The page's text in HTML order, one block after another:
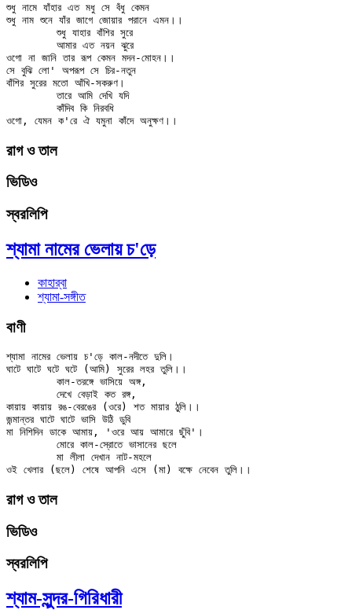
শুধু নামে যাঁহার এত মধু সে বঁধু কেমন
শুধু নাম শুনে যাঁর জাগে জোয়ার পরানে এমন।।
ওগো না জানি তার রূপ কেমন মদন-মোহন।।
সে বুঝি লো' অপরূপ সে চির-নতুন
বাঁশির সুরের মতো আঁখি-সকরুণ।
	তারে আমি দেখি যদি
রাগ ও তাল
ভিডিও
স্বরলিপি
শ্যামা নামের ভেলায় চ'ড়ে
কাহার্‌বা
শ্যামা-সঙ্গীত
বাণী
শ্যামা নামের ভেলায় চ'ড়ে কাল-নদীতে দুলি।
ঘাটে ঘাটে ঘটে ঘটে (আমি) সুরের লহর তুলি।।
কায়ায় কায়ায় রঙ-বেরঙের (ওরে) শত মায়ার ঠুলি।।
জন্মান্তর ঘাটে ঘাটে ভাসি উঠি ডুবি
মা নিশিদিন ডাকে আমায়, 'ওরে আয় আমারে ছুঁবি'।
রাগ ও তাল
ভিডিও
স্বরলিপি
শ্যাম-সুন্দর-গিরিধারী